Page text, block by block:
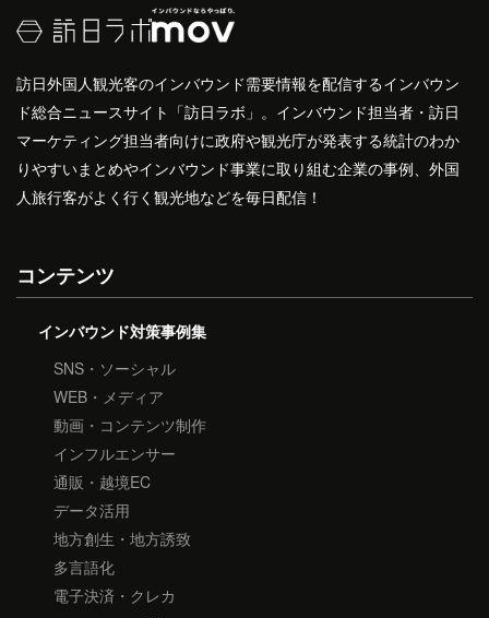
訪日外国人観光客のインバウンド需要情報を配信するインバウン
ド総合ニュースサイト「訪日ラボ」。インバウンド担当者・訪日
マーケティング担当者向けに政府や観光庁が発表する統計のわか
りやすいまとめやインバウンド事業に取り組む企業の事例、外国
人旅行客がよく行く観光地などを毎日配信！
コンテンツ
インバウンド対策事例集
SNS・ソーシャル
WEB・メディア
動画・コンテンツ制作
インフルエンサー
通販・越境EC
データ活用
地方創生・地方誘致
多言語化
電子決済・クレカ